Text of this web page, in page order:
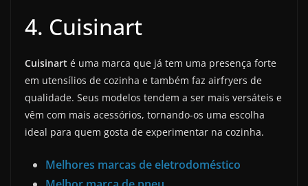
4. Cuisinart
Cuisinart é uma marca que já tem uma presença forte
em utensílios de cozinha e também faz airfryers de
qualidade. Seus modelos tendem a ser mais versáteis e
vêm com mais acessórios, tornando-os uma escolha
ideal para quem gosta de experimentar na cozinha.
Melhores marcas de eletrodoméstico